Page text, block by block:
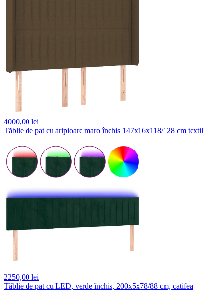
4000,00 lei
Tăblie de pat cu aripioare maro închis 147x16x118/128 cm textil
2250,00 lei
Tăblie de pat cu LED, verde închis, 200x5x78/88 cm, catifea